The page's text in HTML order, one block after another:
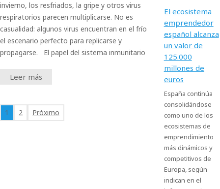
invierno, los resfriados, la gripe y otros virus
respiratorios parecen multiplicarse. No es
casualidad: algunos virus encuentran en el frío
el escenario perfecto para replicarse y
propagarse. El papel del sistema inmunitario
Leer más
1 2 Próximo
El ecosistema
emprendedor
español alcanza
un valor de
125.000
millones de
euros
España continúa
consolidándose
como uno de los
ecosistemas de
emprendimiento
más dinámicos y
competitivos de
Europa, según
indican en el